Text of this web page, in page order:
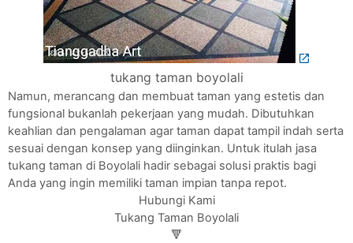
tukang taman boyolali
Namun, merancang dan membuat taman yang estetis dan
fungsional bukanlah pekerjaan yang mudah. Dibutuhkan
keahlian dan pengalaman agar taman dapat tampil indah serta
sesuai dengan konsep yang diinginkan. Untuk itulah jasa
tukang taman di Boyolali hadir sebagai solusi praktis bagi
Anda yang ingin memiliki taman impian tanpa repot.
Hubungi Kami
Tukang Taman Boyolali
🔻